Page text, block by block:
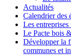
Actualités
Calendrier des
Les
Le Pacte bois
Développer la
communes et